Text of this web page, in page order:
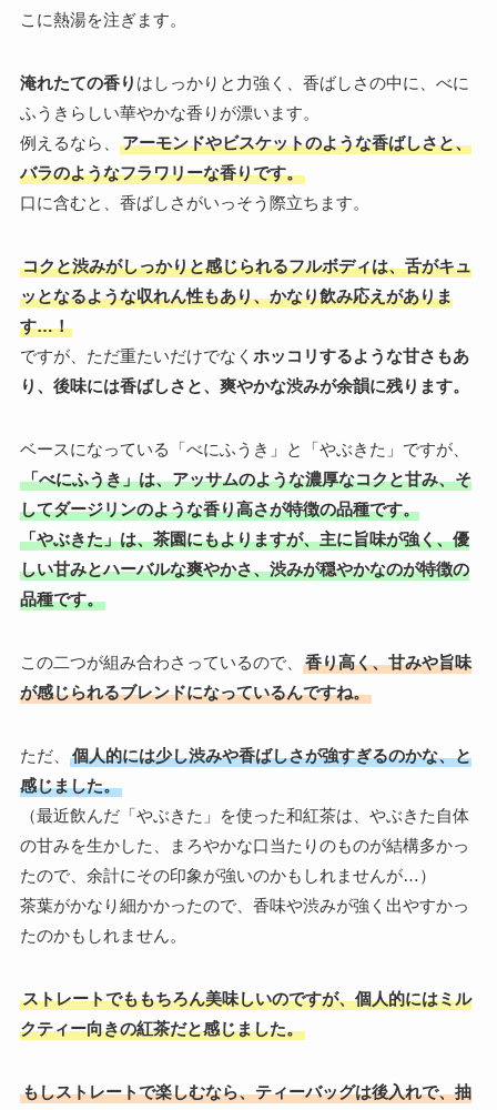
こに熱湯を注ぎます。
淹れたての香り はしっかりと力強く、香ばしさの中に、べに
ふうきらしい華やかな香りが漂います。
例えるなら、
アーモンドやビスケットのような香ばしさと、
バラのようなフラワリーな香りです。
口に含むと、香ばしさがいっそう際立ちます。
コクと渋みがしっかりと感じられるフルボディは、舌がキュ
ッとなるような収れん性もあり、かなり飲み応えがありま
す…！
ですが、ただ重たいだけでなく ホッコリするような甘さもあ
り、後味には香ばしさと、爽やかな渋みが余韻に残ります。
ベースになっている「べにふうき」と「やぶきた」ですが、
「べにふうき」は、アッサムのような濃厚なコクと甘み、そ
してダージリンのような香り高さが特徴の品種です。
「やぶきた」は、茶園にもよりますが、主に旨味が強く、優
しい甘みとハーバルな爽やかさ、渋みが穏やかなのが特徴の
品種です。
この二つが組み合わさっているので、
香り高く、甘みや旨味
が感じられるブレンドになっているんですね。
ただ、
個人的には少し渋みや香ばしさが強すぎるのかな、と
感じました。
（最近飲んだ「やぶきた」を使った和紅茶は、やぶきた自体
の甘みを生かした、まろやかな口当たりのものが結構多かっ
たので、余計にその印象が強いのかもしれませんが…）
茶葉がかなり細かかったので、香味や渋みが強く出やすかっ
たのかもしれません。
ストレートでももちろん美味しいのですが、個人的にはミル
クティー向きの紅茶だと感じました。
もしストレートで楽しむなら、ティーバッグは後入れで、抽